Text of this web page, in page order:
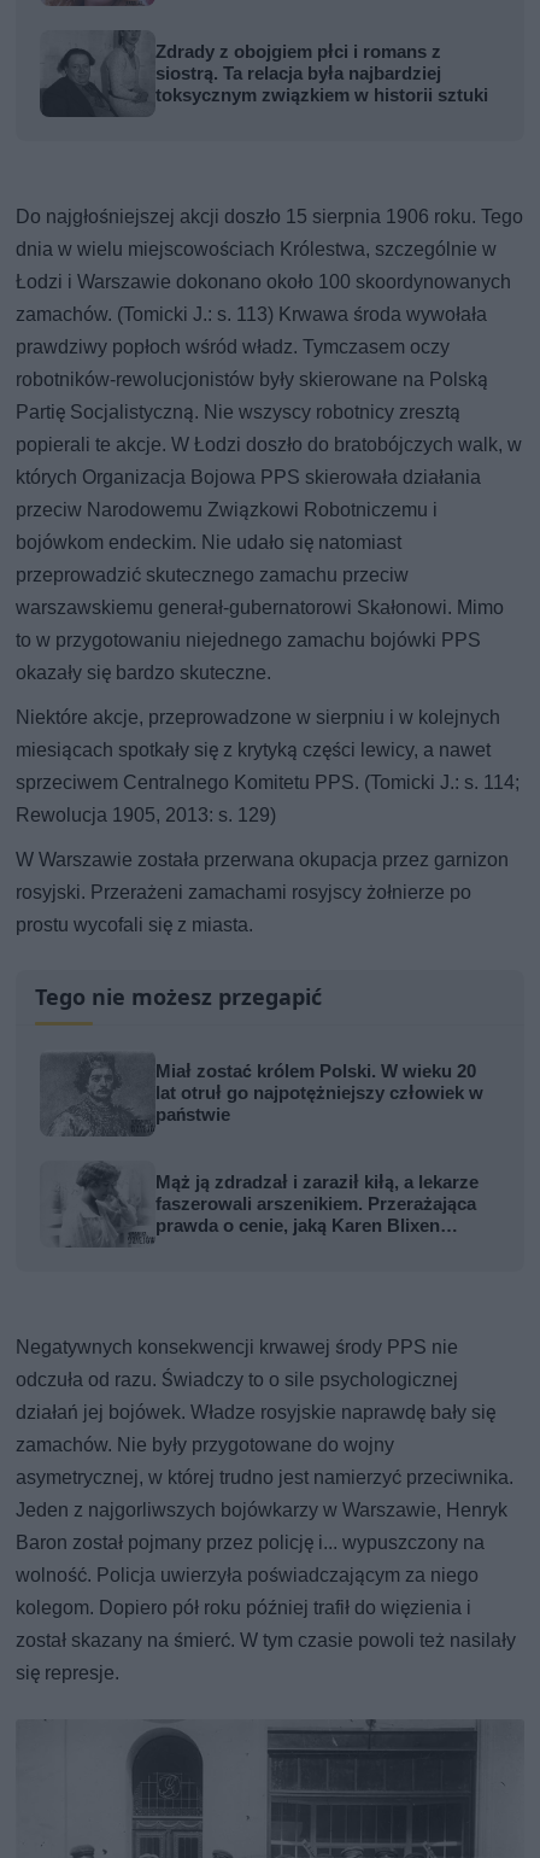
Zdrady z obojgiem płci i romans z
siostrą. Ta relacja była najbardziej
toksycznym związkiem w historii sztuki
Do najgłośniejszej akcji doszło 15 sierpnia 1906 roku. Tego
dnia w wielu miejscowościach Królestwa, szczególnie w
Łodzi i Warszawie dokonano około 100 skoordynowanych
zamachów. (Tomicki J.: s. 113) Krwawa środa wywołała
prawdziwy popłoch wśród władz. Tymczasem oczy
robotników-rewolucjonistów były skierowane na Polską
Partię Socjalistyczną. Nie wszyscy robotnicy zresztą
popierali te akcje. W Łodzi doszło do bratobójczych walk, w
których Organizacja Bojowa PPS skierowała działania
przeciw Narodowemu Związkowi Robotniczemu i
bojówkom endeckim. Nie udało się natomiast
przeprowadzić skutecznego zamachu przeciw
warszawskiemu generał-gubernatorowi Skałonowi. Mimo
to w przygotowaniu niejednego zamachu bojówki PPS
okazały się bardzo skuteczne.
Niektóre akcje, przeprowadzone w sierpniu i w kolejnych
miesiącach spotkały się z krytyką części lewicy, a nawet
sprzeciwem Centralnego Komitetu PPS. (Tomicki J.: s. 114;
Rewolucja 1905, 2013: s. 129)
W Warszawie została przerwana okupacja przez garnizon
rosyjski. Przerażeni zamachami rosyjscy żołnierze po
prostu wycofali się z miasta.
Tego nie możesz przegapić
Miał zostać królem Polski. W wieku 20
lat otruł go najpotężniejszy człowiek w
państwie
Mąż ją zdradzał i zaraził kiłą, a lekarze
faszerowali arszenikiem. Przerażająca
prawda o cenie, jaką Karen Blixen
Negatywnych konsekwencji krwawej środy PPS nie
odczuła od razu. Świadczy to o sile psychologicznej
działań jej bojówek. Władze rosyjskie naprawdę bały się
zamachów. Nie były przygotowane do wojny
asymetrycznej, w której trudno jest namierzyć przeciwnika.
Jeden z najgorliwszych bojówkarzy w Warszawie, Henryk
Baron został pojmany przez policję i... wypuszczony na
wolność. Policja uwierzyła poświadczającym za niego
kolegom. Dopiero pół roku później trafił do więzienia i
został skazany na śmierć. W tym czasie powoli też nasilały
się represje.